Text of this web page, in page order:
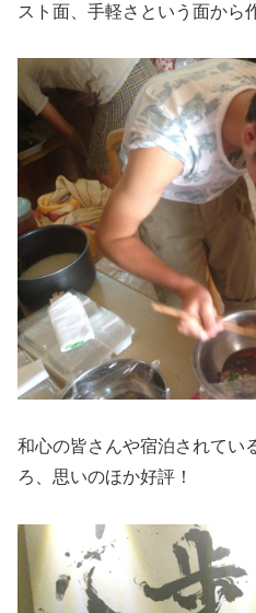
スト面、手軽さという面から
和心の皆さんや宿泊されてい
ろ、思いのほか好評！